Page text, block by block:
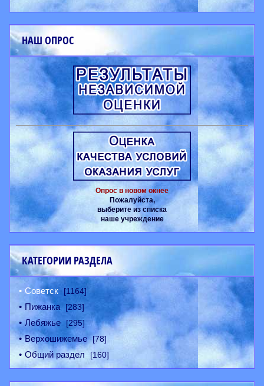
НАШ ОПРОС
Опрос в новом окнее
Пожалуйста,
выберите из списка
наше учреждение
КАТЕГОРИИ РАЗДЕЛА
Советск [1164]
Пижанка [283]
Лебяжье [295]
Верхошижемье [78]
Общий раздел [160]